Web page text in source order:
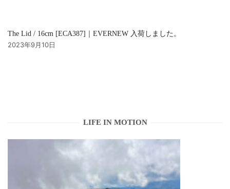
The Lid / 16cm [ECA387]｜EVERNEW 入荷しました。
2023年9月10日
LIFE IN MOTION